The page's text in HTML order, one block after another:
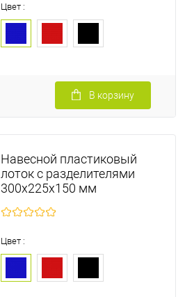
Цвет :
В корзину
Навесной пластиковый
лоток с разделителями
300х225х150 мм
Цвет :